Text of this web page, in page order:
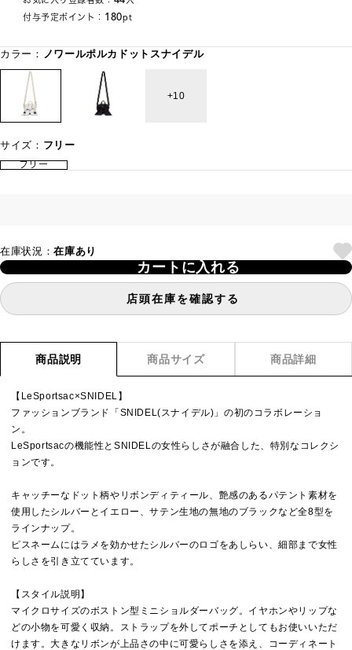
付与予定ポイント： 180pt
カラー： ノワールポルカドットスナイデル
10
サイズ： フリー
フリー
在庫状況：在庫あり
カートに入れる
店頭在庫を確認する
商品説明 商品サイズ 商品詳細
【LeSportsac×SNIDEL】
ファッションブランド「SNIDEL(スナイデル)」の初のコラボレーショ
ン。
LeSportsacの機能性とSNIDELの女性らしさが融合した、特別なコレクシ
ョンです。
キャッチーなドット柄やリボンディティール、艶感のあるパテント素材を
使用したシルバーとイエロー、サテン生地の無地のブラックなど全8型を
ラインナップ。
ピスネームにはラメを効かせたシルバーのロゴをあしらい、細部まで女性
らしさを引き立てています。
【スタイル説明】
マイクロサイズのボストン型ミニショルダーバッグ。イヤホンやリップな
どの小物を可愛く収納。ストラップを外してポーチとしてもお使いいただ
けます。大きなリボンが上品さの中に可愛らしさを添え、コーディネート